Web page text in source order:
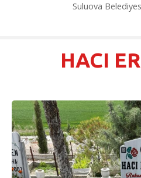
Suluova
HACI